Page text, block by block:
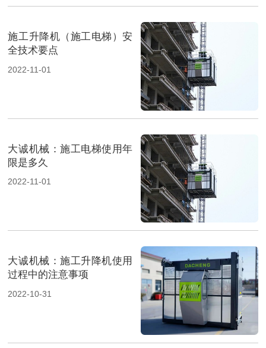
施工升降机（施工电梯）安
全技术要点
2022-11-01
大诚机械：施工电梯使用年
限是多久
2022-11-01
大诚机械：施工升降机使用
过程中的注意事项
2022-10-31